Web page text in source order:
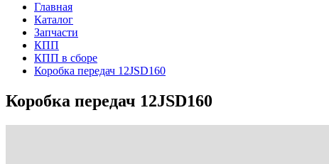
Главная
Каталог
Запчасти
КПП
КПП в сборе
Коробка передач 12JSD160
Коробка передач 12JSD160